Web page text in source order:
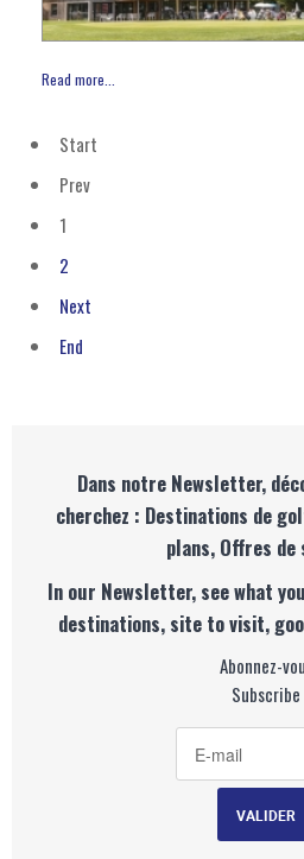
Read more...
Start
Prev
1
2
Next
End
Dans notre Newsletter,
cherchez : Destinations de
plans, Offres
In our Newsletter, see what
destinations, site to visit,
Abonnez-
Subscribe